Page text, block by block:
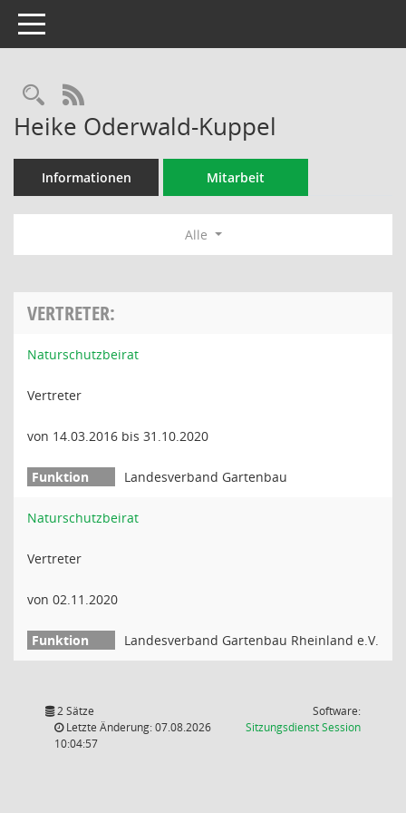
Toggle navigation
Rechercheauswahl
RSS-Feed
Heike Oderwald-Kuppel
Informationen Mitarbeit
Alle
VERTRETER:
Naturschutzbeirat
Vertreter
von 14.03.2016 bis 31.10.2020
Landesverband Gartenbau
Naturschutzbeirat
Vertreter
von 02.11.2020
Landesverband Gartenbau Rheinland e.V.
2 Sätze
Letzte Änderung: 07.08.2026
10:04:57
Software:
SitzungsdienstSession(Wird in